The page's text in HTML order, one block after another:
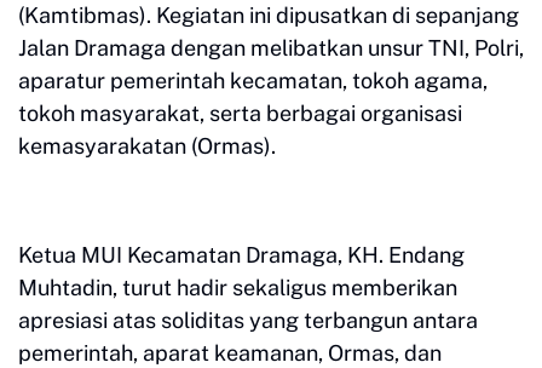
(Kamtibmas). Kegiatan ini dipusatkan di sepanjang
Jalan Dramaga dengan melibatkan unsur TNI, Polri,
aparatur pemerintah kecamatan, tokoh agama,
tokoh masyarakat, serta berbagai organisasi
kemasyarakatan (Ormas).
Ketua MUI Kecamatan Dramaga, KH. Endang
Muhtadin, turut hadir sekaligus memberikan
apresiasi atas soliditas yang terbangun antara
pemerintah, aparat keamanan, Ormas, dan